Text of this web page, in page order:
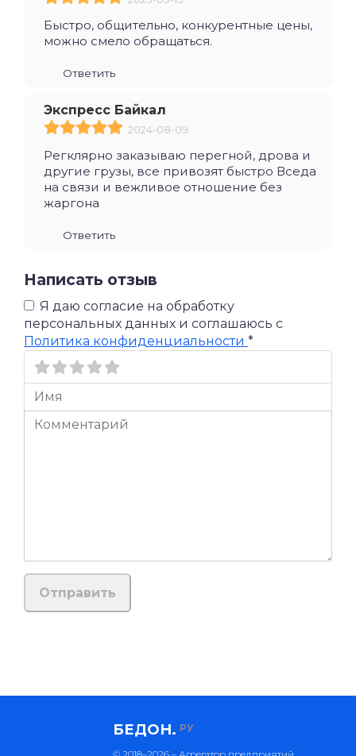
Быстро, общительно, конкурентные цены,
можно смело обращаться.
Ответить
Экспресс Байкал
2024-08-09
Регклярно заказываю перегной, дрова и
другие грузы, все привозят быстро Вседа
на связи и вежливое отношение без
жаргона
Ответить
Написать отзыв
Я даю согласие на обработку
персональных данных и соглашаюсь c
Политика конфиденциальности *
БЕДОН. РУ